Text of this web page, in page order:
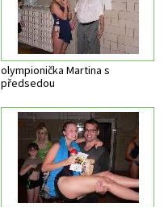
olympionička Martina s
předsedou